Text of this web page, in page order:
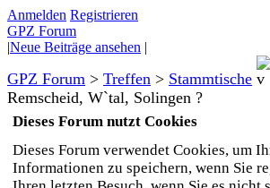
Anmelden Registrieren
GPZ Forum
|Neue Beiträge ansehen |
GPZ Forum > Treffen > Stammtische
Remscheid, W`tal, Solingen ?
Dieses Forum nutzt Cookies
Dieses Forum verwendet Cookies, um
Informationen zu speichern, wenn Sie